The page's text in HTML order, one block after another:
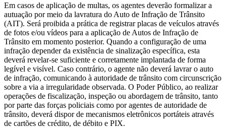
Em casos de aplicação de multas, os agentes deverão formalizar a
autuação por meio da lavratura do Auto de Infração de Trânsito
(AIT). Será proibida a prática de registrar placas de veículos através
de fotos e/ou vídeos para a aplicação de Autos de Infração de
Trânsito em momento posterior. Quando a configuração de uma
infração depender da existência de sinalização específica, esta
deverá revelar-se suficiente e corretamente implantada de forma
legível e visível. Caso contrário, o agente não deverá lavrar o auto
de infração, comunicando à autoridade de trânsito com circunscrição
sobre a via a irregularidade observada. O Poder Público, ao realizar
operações de fiscalização, inspeção ou abordagem de trânsito, tanto
por parte das forças policiais como por agentes de autoridade de
trânsito, deverá dispor de mecanismos eletrônicos portáteis através
de cartões de crédito, de débito e PIX.